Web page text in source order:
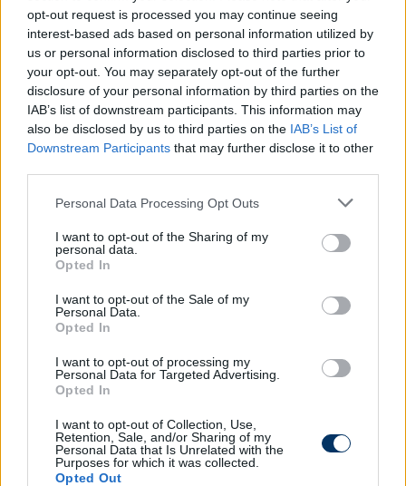
opt-out request is processed you may continue seeing
interest-based ads based on personal information utilized by
us or personal information disclosed to third parties prior to
your opt-out. You may separately opt-out of the further
disclosure of your personal information by third parties on the
IAB’s list of downstream participants. This information may
also be disclosed by us to third parties on the IAB’s List of
Downstream Participants that may further disclose it to other
Please note that this website/app uses one or more Google
not limited to your visit or usage behaviour. You may click to
grant or deny consent to Google and its third-party tags to
use your data for below specified purposes in below Google
consent section.
Personal Data Processing Opt Outs
I want to opt-out of the Sharing of my
personal data.
Opted In
I want to opt-out of the Sale of my
Personal Data.
Opted In
I want to opt-out of processing my
Personal Data for Targeted Advertising.
Opted In
I want to opt-out of Collection, Use,
Retention, Sale, and/or Sharing of my
Personal Data that Is Unrelated with the
Purposes for which it was collected.
Opted Out
hiszen egy olyan rangos klub korábbi játékosát
sikerült megszereznünk, mint a Estudiantes de La
Plata. Ő volt a második számú csapatuk kapitánya
és úgy gondoljuk, hogy értékes erősítést jelenthet a
számunkra. Energikus, labdára agresszív játékos, aki
ugyanakkor a labda birtokában is rendkívül aktív és
remekül passzol. Bár fiatal és még fejlődésben van,
úgy véljük, hogy a képességei tökéletesen
illeszkednek a játékstílusunkhoz és a magyar
labdarúgást övező versenykörnyezethez. Fabricio
csak ráadás volt- mondta az új igazolásról a ZTE
sportért felelős elnöke, Andrés Jornet.
Már most pörögnek a csapatok az átigazolási
piacon. Folyamatosan frissülő rovatunkban
kattints ide és böngészd a híreket egy nap
Olvastad már?